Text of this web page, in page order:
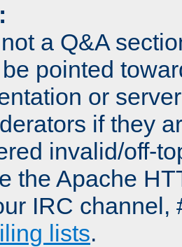
a Q&A
pointed
or
if they
invalid/off-
the Apache
IRC channel,
lists.